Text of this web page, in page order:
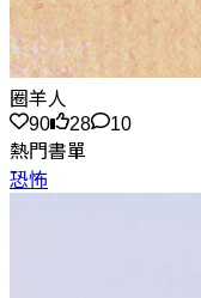
圈羊人
90
28
10
熱門書單
恐怖